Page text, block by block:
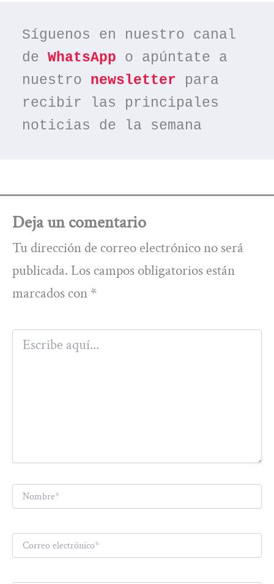
Síguenos en nuestro canal
de WhatsApp o apúntate a
nuestro newsletter para
recibir las principales
noticias de la semana
Deja un comentario
Tu dirección de correo electrónico no será
publicada. Los campos obligatorios están
marcados con *
Escribe
aquí...
Nombre*
Correo
electrónico*